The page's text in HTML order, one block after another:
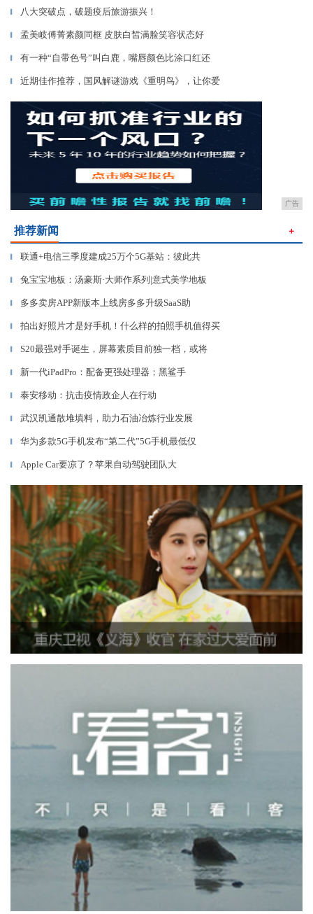
▎ 八大突破点，破题疫后旅游振兴！
▎ 孟美岐傅菁素颜同框 皮肤白皙满脸笑容状态好
▎ 有一种“自带色号”叫白鹿，嘴唇颜色比涂口红还
▎ 近期佳作推荐，国风解谜游戏《重明鸟》，让你爱
广告
推荐新闻 ＋
▎ 联通+电信三季度建成25万个5G基站：彼此共
▎ 兔宝宝地板：汤豪斯·大师作系列|意式美学地板
▎ 多多卖房APP新版本上线房多多升级SaaS助
▎ 拍出好照片才是好手机！什么样的拍照手机值得买
▎ S20最强对手诞生，屏幕素质目前独一档，或将
▎ 新一代iPadPro：配备更强处理器；黑鲨手
▎ 泰安移动：抗击疫情政企人在行动
▎ 武汉凯通散堆填料，助力石油冶炼行业发展
▎ 华为多款5G手机发布“第二代”5G手机最低仅
▎ Apple Car要凉了？苹果自动驾驶团队大